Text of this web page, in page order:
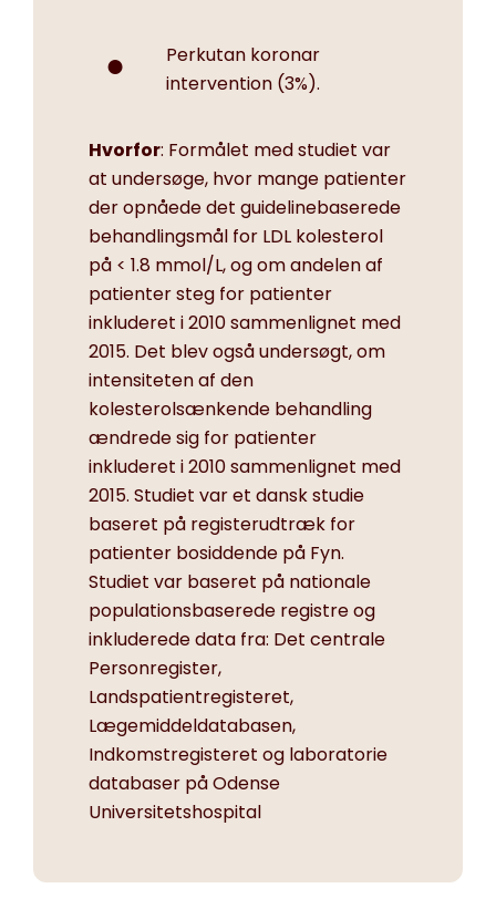
Perkutan koronar
intervention (3%).
Hvorfor: Formålet med studiet var
at undersøge, hvor mange patienter
der opnåede det guidelinebaserede
behandlingsmål for LDL kolesterol
på < 1.8 mmol/L, og om andelen af
patienter steg for patienter
inkluderet i 2010 sammenlignet med
2015. Det blev også undersøgt, om
intensiteten af den
kolesterolsænkende behandling
ændrede sig for patienter
inkluderet i 2010 sammenlignet med
2015. Studiet var et dansk studie
baseret på registerudtræk for
patienter bosiddende på Fyn.
Studiet var baseret på nationale
populationsbaserede registre og
inkluderede data fra: Det centrale
Personregister,
Landspatientregisteret,
Lægemiddeldatabasen,
Indkomstregisteret og laboratorie
databaser på Odense
Universitetshospital